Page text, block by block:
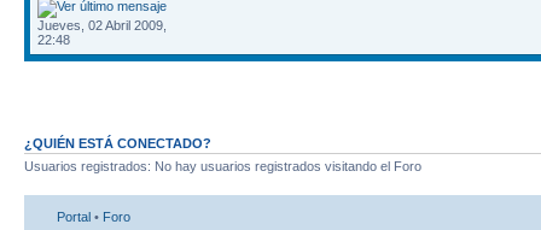
Jueves, 02 Abril 2009,
22:48
¿QUIÉN ESTÁ CONECTADO?
Usuarios registrados: No hay usuarios registrados visitando el Foro
Portal • Foro